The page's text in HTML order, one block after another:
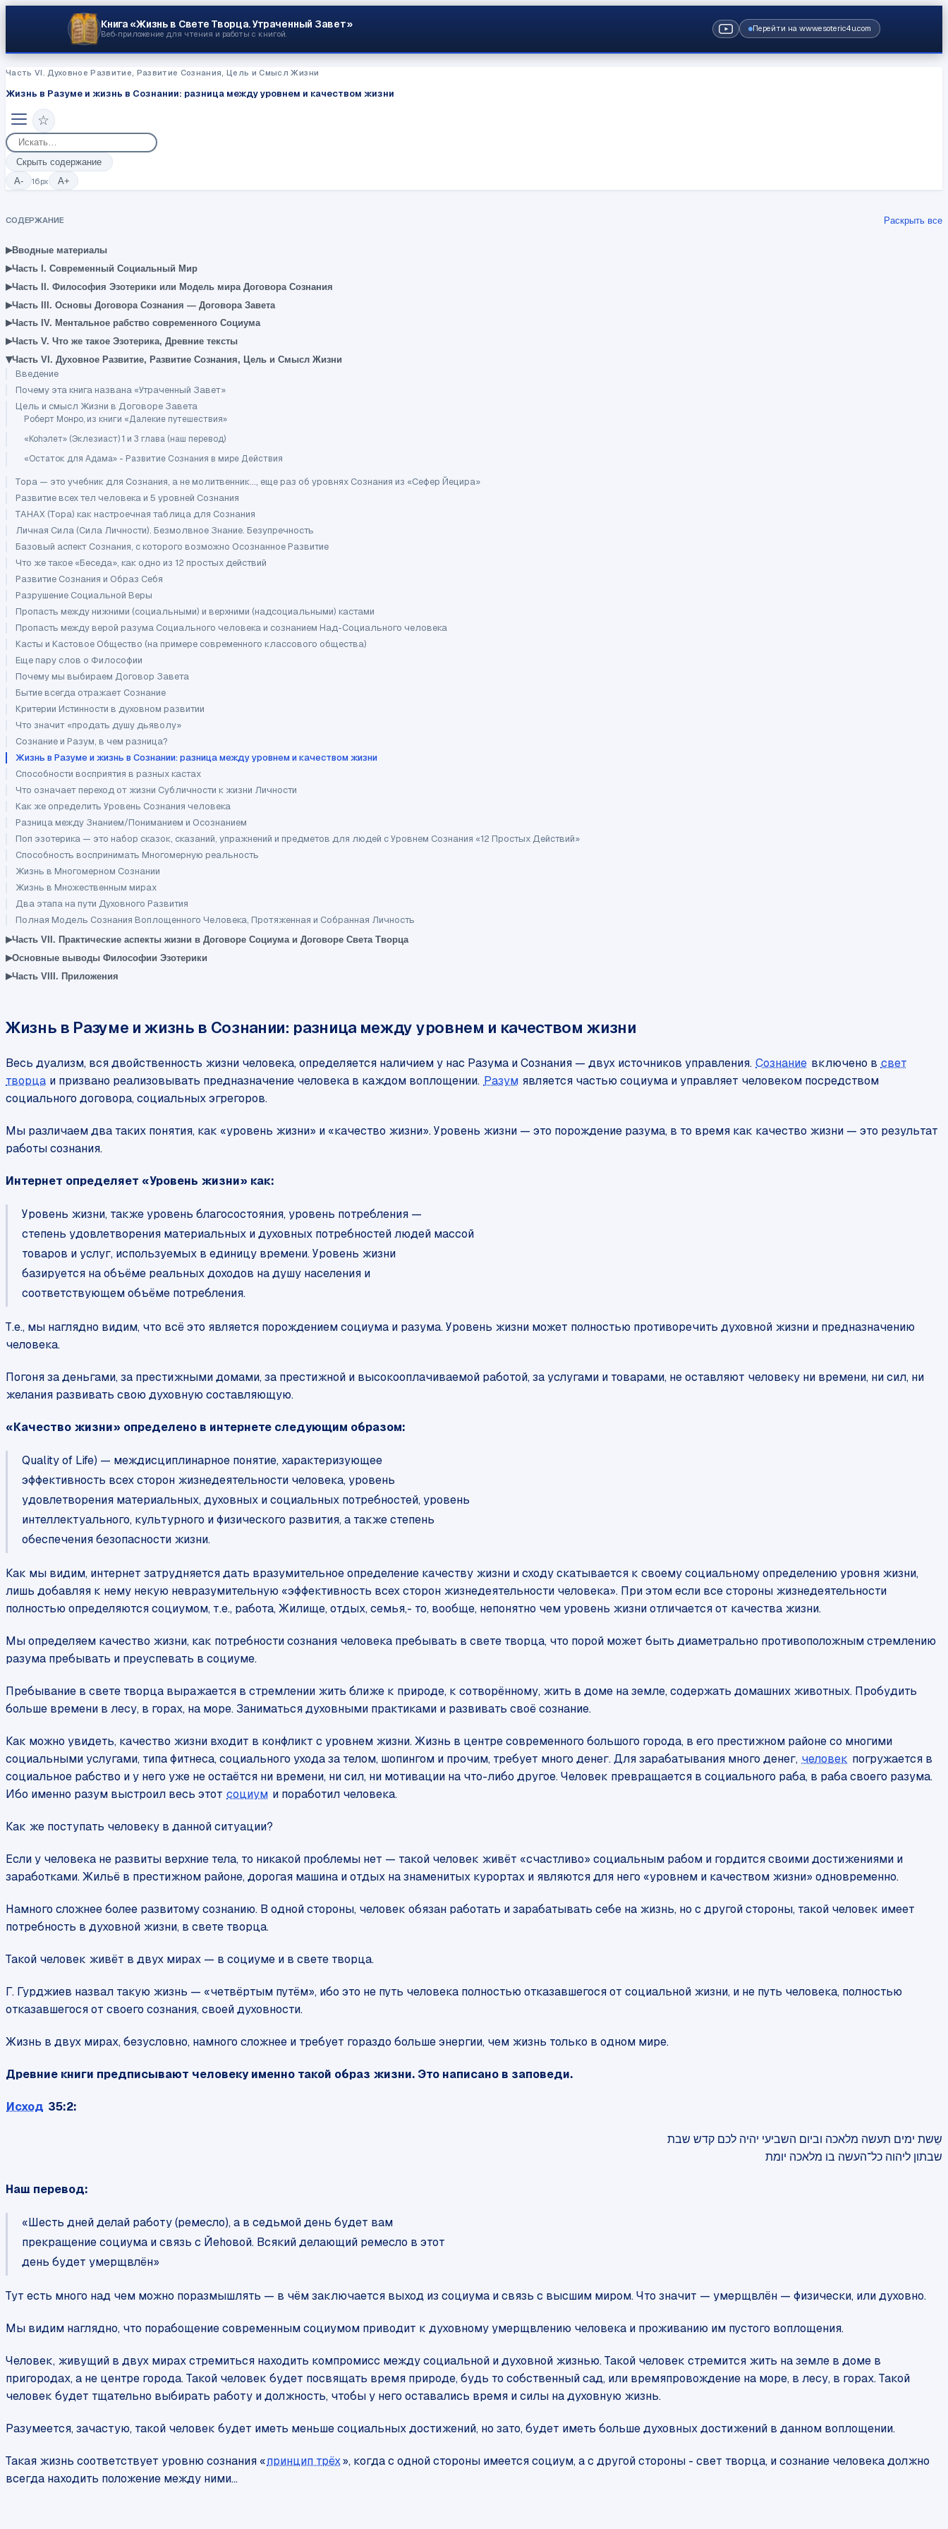
Книга «Жизнь в Свете Творца.Утраченный Завет»
Веб‑приложение для чтения и работы с книгой.
Перейти на www.esoteric4u.com
Часть VI. Духовное Развитие, Развитие Сознания, Цель и Смысл Жизни
Жизнь в Разуме и жизнь в Сознании: разница между уровнем и качеством жизни
☆
Скрыть содержание
A-
16px A+
СОДЕРЖАНИЕ Раскрыть все
▸Вводные материалы
▸Часть I. Современный Социальный Мир
▸Часть II. Философия Эзотерики или Модель мира Договора Сознания
▸Часть III. Основы Договора Сознания — Договора Завета
▸Часть IV. Ментальное рабство современного Социума
▸Часть V. Что же такое Эзотерика, Древние тексты
▾Часть VI. Духовное Развитие, Развитие Сознания, Цель и Смысл Жизни
Введение
Почему эта книга названа «Утраченный Завет»
Цель и смысл Жизни в Договоре Завета
Роберт Монро, из книги «Далекие путешествия»
«Коhэлет» (Эклезиаст) 1 и 3 глава (наш перевод)
«Остаток для Адама» - Развитие Сознания в мире Действия
Тора — это учебник для Сознания, а не молитвенник..., еще раз об уровнях Сознания из «Сефер Йецира»
Развитие всех тел человека и 5 уровней Сознания
ТАНАХ (Тора) как настроечная таблица для Сознания
Личная Сила (Сила Личности). Безмолвное Знание. Безупречность
Базовый аспект Сознания, с которого возможно Осознанное Развитие
Что же такое «Беседа», как одно из 12 простых действий
Развитие Сознания и Образ Себя
Разрушение Социальной Веры
Пропасть между нижними (социальными) и верхними (надсоциальными) кастами
Пропасть между верой разума Социального человека и сознанием Над-Социального человека
Касты и Кастовое Общество (на примере современного классового общества)
Еще пару слов о Философии
Почему мы выбираем Договор Завета
Бытие всегда отражает Сознание
Критерии Истинности в духовном развитии
Что значит «продать душу дьяволу»
Сознание и Разум, в чем разница?
Жизнь в Разуме и жизнь в Сознании: разница между уровнем и качеством жизни
Способности восприятия в разных кастах
Что означает переход от жизни Субличности к жизни Личности
Как же определить Уровень Сознания человека
Разница между Знанием/Пониманием и Осознанием
Поп эзотерика — это набор сказок, сказаний, упражнений и предметов для людей с Уровнем Сознания «12 Простых Действий»
Способность воспринимать Многомерную реальность
Жизнь в Многомерном Сознании
Жизнь в Множественным мирах
Два этапа на пути Духовного Развития
Полная Модель Сознания Воплощенного Человека, Протяженная и Собранная Личность
▸Часть VII. Практические аспекты жизни в Договоре Социума и Договоре Света Творца
▸Основные выводы Философии Эзотерики
▸Часть VIII. Приложения
Жизнь в Разуме и жизнь в Сознании: разница между уровнем и качеством жизни
Весь дуализм, вся двойственность жизни человека, определяется наличием у нас Разума и Сознания — двух источников управления. Сознание включено в свет
творца и призвано реализовывать предназначение человека в каждом воплощении. Разум является частью социума и управляет человеком посредством
социального договора, социальных эгрегоров.
Мы различаем два таких понятия, как «уровень жизни» и «качество жизни». Уровень жизни — это порождение разума, в то время как качество жизни — это результат
работы сознания.
Интернет определяет «Уровень жизни» как:
Уровень жизни, также уровень благосостояния, уровень потребления —
степень удовлетворения материальных и духовных потребностей людей массой
товаров и услуг, используемых в единицу времени. Уровень жизни
базируется на объёме реальных доходов на душу населения и
соответствующем объёме потребления.
Т.е., мы наглядно видим, что всё это является порождением социума и разума. Уровень жизни может полностью противоречить духовной жизни и предназначению
человека.
Погоня за деньгами, за престижными домами, за престижной и высокооплачиваемой работой, за услугами и товарами, не оставляют человеку ни времени, ни сил, ни
желания развивать свою духовную составляющую.
«Качество жизни» определено в интернете следующим образом:
Quality of Life) — междисциплинарное понятие, характеризующее
эффективность всех сторон жизнедеятельности человека, уровень
удовлетворения материальных, духовных и социальных потребностей, уровень
интеллектуального, культурного и физического развития, а также степень
обеспечения безопасности жизни.
Как мы видим, интернет затрудняется дать вразумительное определение качеству жизни и сходу скатывается к своему социальному определению уровня жизни,
лишь добавляя к нему некую невразумительную «эффективность всех сторон жизнедеятельности человека». При этом если все стороны жизнедеятельности
полностью определяются социумом, т.е., работа, Жилище, отдых, семья,- то, вообще, непонятно чем уровень жизни отличается от качества жизни.
Мы определяем качество жизни, как потребности сознания человека пребывать в свете творца, что порой может быть диаметрально противоположным стремлению
разума пребывать и преуспевать в социуме.
Пребывание в свете творца выражается в стремлении жить ближе к природе, к сотворённому, жить в доме на земле, содержать домашних животных. Пробудить
больше времени в лесу, в горах, на море. Заниматься духовными практиками и развивать своё сознание.
Как можно увидеть, качество жизни входит в конфликт с уровнем жизни. Жизнь в центре современного большого города, в его престижном районе со многими
социальными услугами, типа фитнеса, социального ухода за телом, шопингом и прочим, требует много денег. Для зарабатывания много денег, человек погружается в
социальное рабство и у него уже не остаётся ни времени, ни сил, ни мотивации на что-либо другое. Человек превращается в социального раба, в раба своего разума.
Ибо именно разум выстроил весь этот социум и поработил человека.
Как же поступать человеку в данной ситуации?
Если у человека не развиты верхние тела, то никакой проблемы нет — такой человек живёт «счастливо» социальным рабом и гордится своими достижениями и
заработками. Жильё в престижном районе, дорогая машина и отдых на знаменитых курортах и являются для него «уровнем и качеством жизни» одновременно.
Намного сложнее более развитому сознанию. В одной стороны, человек обязан работать и зарабатывать себе на жизнь, но с другой стороны, такой человек имеет
потребность в духовной жизни, в свете творца.
Такой человек живёт в двух мирах — в социуме и в свете творца.
Г. Гурджиев назвал такую жизнь — «четвёртым путём», ибо это не путь человека полностью отказавшегося от социальной жизни, и не путь человека, полностью
отказавшегося от своего сознания, своей духовности.
Жизнь в двух мирах, безусловно, намного сложнее и требует гораздо больше энергии, чем жизнь только в одном мире.
Древние книги предписывают человеку именно такой образ жизни. Это написано в заповеди.
Исход 35:2:
שבתון ליהוה כל־העשה בו מלאכה יומת
Наш перевод:
«Шесть дней делай работу (ремесло), а в седьмой день будет вам
прекращение социума и связь с Йеhовой. Всякий делающий ремесло в этот
день будет умерщвлён»
Тут есть много над чем можно поразмышлять — в чём заключается выход из социума и связь с высшим миром. Что значит — умерщвлён — физически, или духовно.
Мы видим наглядно, что порабощение современным социумом приводит к духовному умерщвлению человека и проживанию им пустого воплощения.
Человек, живущий в двух мирах стремиться находить компромисс между социальной и духовной жизнью. Такой человек стремится жить на земле в доме в
пригородах, а не центре города. Такой человек будет посвящать время природе, будь то собственный сад, или времяпровождение на море, в лесу, в горах. Такой
человек будет тщательно выбирать работу и должность, чтобы у него оставались время и силы на духовную жизнь.
Разумеется, зачастую, такой человек будет иметь меньше социальных достижений, но зато, будет иметь больше духовных достижений в данном воплощении.
Такая жизнь соответствует уровню сознания «принцип трёх», когда с одной стороны имеется социум, а с другой стороны - свет творца, и сознание человека должно
всегда находить положение между ними…